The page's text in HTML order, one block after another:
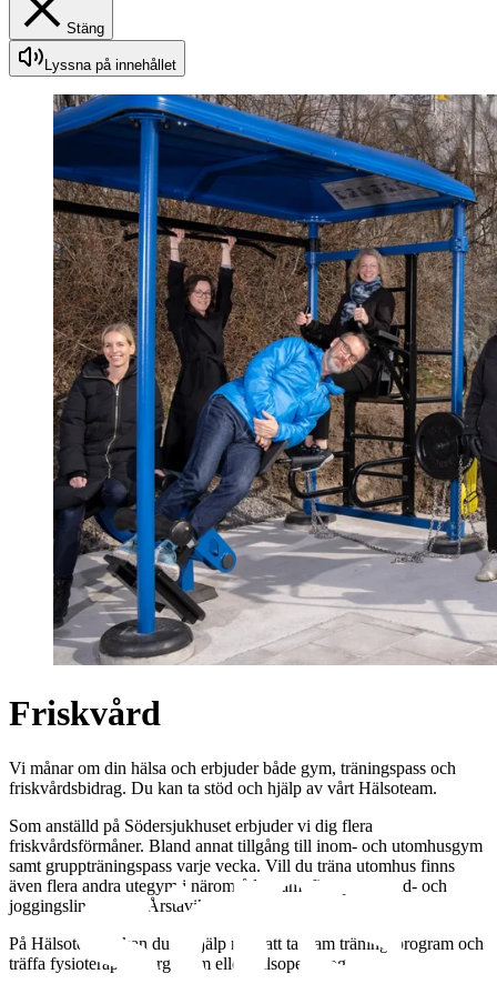
Stäng
Lyssna på innehållet
Friskvård
Vi månar om din hälsa och erbjuder både gym, träningspass och
friskvårdsbidrag. Du kan ta stöd och hjälp av vårt Hälsoteam.
Som anställd på Södersjukhuset erbjuder vi dig flera
friskvårdsförmåner. Bland annat tillgång till inom- och utomhusgym
samt gruppträningspass varje vecka. Vill du träna utomhus finns
även flera andra utegym i närområdet samt fina promenad- och
joggingslingor runt Årstaviken.
På Hälsoteamet kan du få hjälp med att ta fram träningsprogram och
träffa fysioterapeut, ergonom eller hälsopedagog.